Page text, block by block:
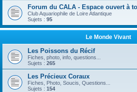
Forum du CALA - Espace ouvert à
Club Aquariophile de Loire Atlantique
Sujets : 95
Le Monde Vivant
Les Poissons du Récif
Fiches, photo, info, questions...
Sujets : 265
Les Précieux Coraux
Fiches, Photo, Soucis, Questions...
Sujets : 154